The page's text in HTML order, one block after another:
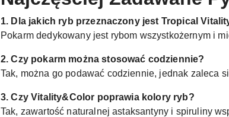
1. Dla jakich ryb przeznaczony jest Tropical
Pokarm dedykowany jest rybom wszystkożernym i
2. Czy pokarm można stosować codziennie?
Tak, można go podawać codziennie, jednak zaleca
3. Czy Vitality&Color poprawia kolory ryb?
Tak, zawartość naturalnej astaksantyny i spiruliny